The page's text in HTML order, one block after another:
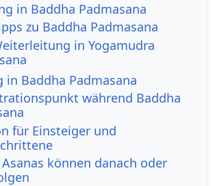
in Baddha Padmasana
zu Baddha Padmasana
in Yogamudra
in Baddha Padmasana
während Baddha
für Einsteiger und
können danach oder